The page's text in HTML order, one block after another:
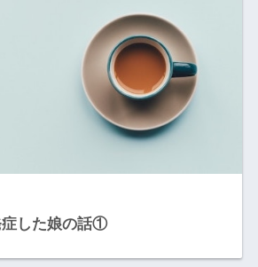
症した娘の話①